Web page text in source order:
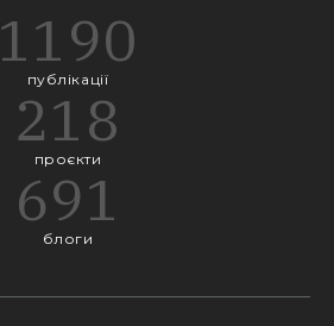
1190
публікації
218
проєкти
691
блоги